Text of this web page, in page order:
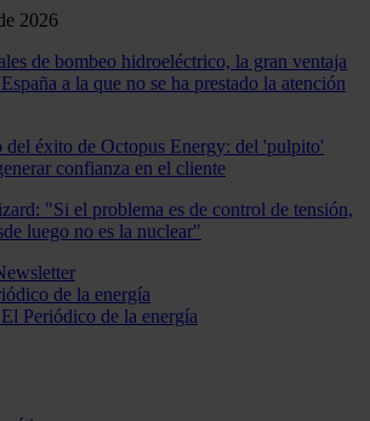
2026
de bombeo hidroeléctrico, la gran ventaja
a la que no se ha prestado la atención
del éxito de Octopus Energy: del 'pulpito'
confianza en el cliente
"Si el problema es de control de tensión,
luego no es la nuclear"